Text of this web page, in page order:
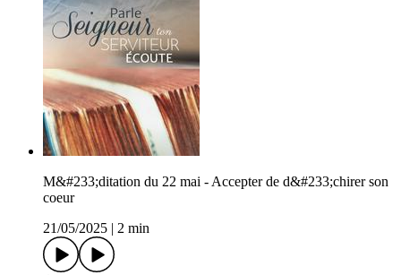
M&#233;ditation du 22 mai - Accepter de d&#233;chirer son
coeur
21/05/2025
2 min